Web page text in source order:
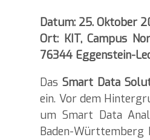
Datum: 25. Oktober
Ort: KIT, Campus
76344 Eggenstein-
DasSmart Data
ein. Vor dem
um Smart Data
Baden-Württemberg